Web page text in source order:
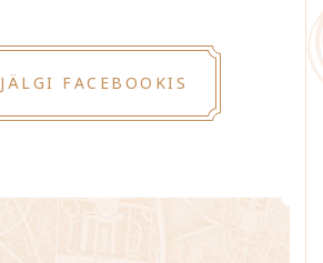
JÄLGI FACEBOOKIS